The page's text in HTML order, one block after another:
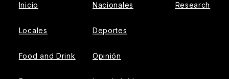
Inicio
Locales
Food and Drink
Nacionales
Deportes
Opinión
Research